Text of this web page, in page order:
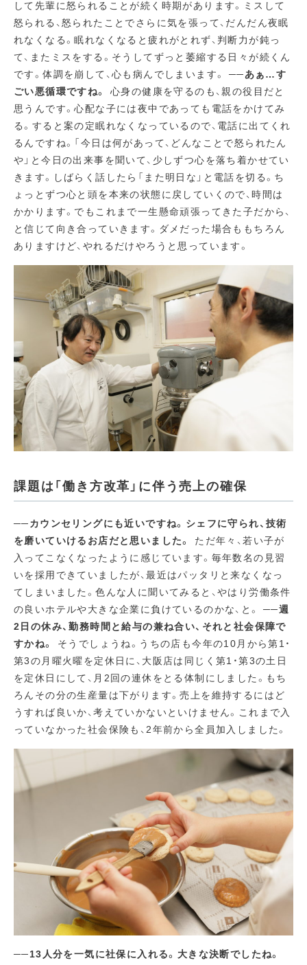
して先輩に怒られることが続く時期があります。ミスして
怒られる、怒られたことでさらに気を張って、だんだん夜眠
れなくなる。眠れなくなると疲れがとれず、判断力が鈍っ
て、またミスをする。そうしてずっと萎縮する日々が続くん
です。体調を崩して、心も病んでしまいます。 ──あぁ…す
ごい悪循環ですね。
心身の健康を守るのも、親の役目だと
思うんです。心配な子には夜中であっても電話をかけてみ
る。すると案の定眠れなくなっているので、電話に出てくれ
るんですね。「今日は何があって、どんなことで怒られたん
や」と今日の出来事を聞いて、少しずつ心を落ち着かせてい
きます。しばらく話したら「また明日な」と電話を切る。ち
ょっとずつ心と頭を本来の状態に戻していくので、時間は
かかります。でもこれまで一生懸命頑張ってきた子だから、
と信じて向き合っていきます。ダメだった場合ももちろん
ありますけど、やれるだけやろうと思っています。
課題は「働き方改革」に伴う売上の確保
──カウンセリングにも近いですね。シェフに守られ、技術
を磨いていけるお店だと思いました。
ただ年々、若い子が
入ってこなくなったように感じています。毎年数名の見習
いを採用できていましたが、最近はパッタリと来なくなっ
てしまいました。色んな人に聞いてみると、やはり労働条件
の良いホテルや大きな企業に負けているのかな、と。 ──週
2日の休み、勤務時間と給与の兼ね合い、それと社会保障で
すかね。
そうでしょうね。うちの店も今年の10月から第1・
第3の月曜火曜を定休日に、大阪店は同じく第1・第3の土日
を定休日にして、月2回の連休をとる体制にしました。もち
ろんその分の生産量は下がります。売上を維持するにはど
うすれば良いか、考えていかないといけません。これまで入
っていなかった社会保険も、2年前から全員加入しました。
──13人分を一気に社保に入れる。大きな決断でしたね。